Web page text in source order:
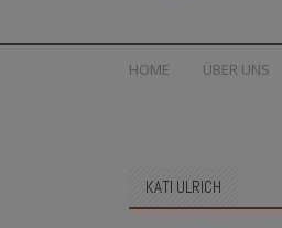
SKIP
HOME ÜBER UNS
KATI ULRICH